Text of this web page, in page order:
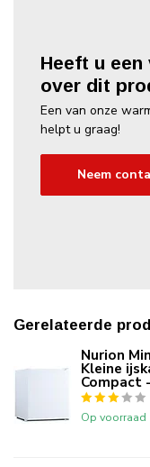
Heeft u een
over dit
Een van onze
helpt u graag!
Neem
Gerelateerde
Nurion
Kleine
Compact
Op voorraad